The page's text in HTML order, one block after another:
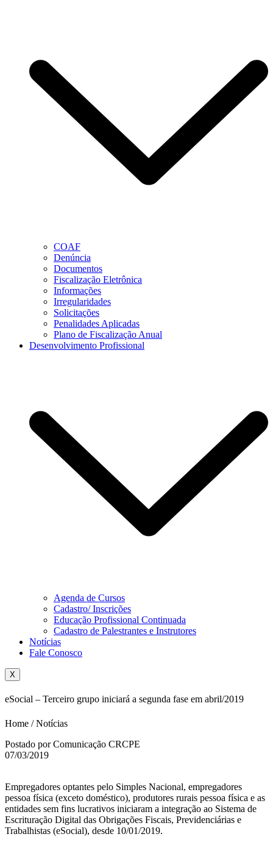
COAF
Denúncia
Documentos
Fiscalização Eletrônica
Informações
Irregularidades
Solicitações
Penalidades Aplicadas
Plano de Fiscalização Anual
Desenvolvimento Profissional
Agenda de Cursos
Cadastro/ Inscrições
Educação Profissional Continuada
Cadastro de Palestrantes e Instrutores
Notícias
Fale Conosco
X
eSocial – Terceiro grupo iniciará a segunda fase em abril/2019
Home / Notícias
Postado por Comunicação CRCPE
07/03/2019
Empregadores optantes pelo Simples Nacional, empregadores
pessoa física (exceto doméstico), produtores rurais pessoa física e as
entidades sem fins lucrativos iniciaram a integração ao Sistema de
Escrituração Digital das Obrigações Fiscais, Previdenciárias e
Trabalhistas (eSocial), desde 10/01/2019.